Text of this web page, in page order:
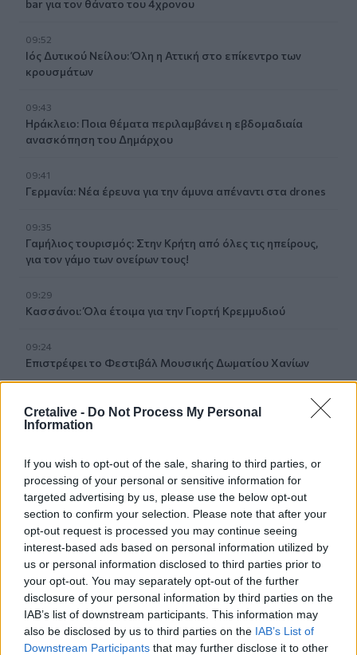
Cretalive - Do Not Process My Personal
Information
If you wish to opt-out of the sale, sharing to third parties, or
processing of your personal or sensitive information for
targeted advertising by us, please use the below opt-out
section to confirm your selection. Please note that after your
opt-out request is processed you may continue seeing
interest-based ads based on personal information utilized by
us or personal information disclosed to third parties prior to
your opt-out. You may separately opt-out of the further
disclosure of your personal information by third parties on the
IAB’s list of downstream participants. This information may
also be disclosed by us to third parties on the IAB’s List of
Downstream Participants that may further disclose it to other
bar για τον θάνατο του 4χρονου
09:52
Ιός Δυτικού Νείλου: Όλη η Αττική στο επίκεντρο των
κρουσμάτων
09:43
Ηράκλειο: Ποια θέματα περιλαμβάνει η εβδομαδιαία
ανασκόπηση του Δημάρχου
09:41
Γερμανία: Νέα έρευνα για την άμυνα απέναντι στα drones
09:35
Γαμήλιος τουρισμός: Στην Κρήτη από όλες τις ηπείρους,
για τον γάμο των ονείρων τους!
09:29
Κασσάνοι: Όλα έτοιμα για την Γιορτή Κρεμμυδιού
09:24
Επιστρέφει το Φεστιβάλ Μουσικής Δωματίου Χανίων
Πειραιάς: Κορυφώνεται η έξοδος του Αυγούστου
Μέριλιν Μονρόε: 64 χρόνια από τη μέρα που πέρασε
στον μύθο - "Θα ήθελα να είχα γεννηθεί στην Ελλάδα"
09:05
Κομμάτι πύραυλου που προσέκρουσε στη Σελήνη γίνεται
χρυσή ευκαιρία μελέτης για ειδικούς επιστήμονες
08:58
Προς εκτύπωση το πολλαπλό βιβλίο - «Σύγχρονο
εκπαιδευτικό υλικό, τόσο σε έντυπη όσο και σε
ηλεκτρονική μορφή»